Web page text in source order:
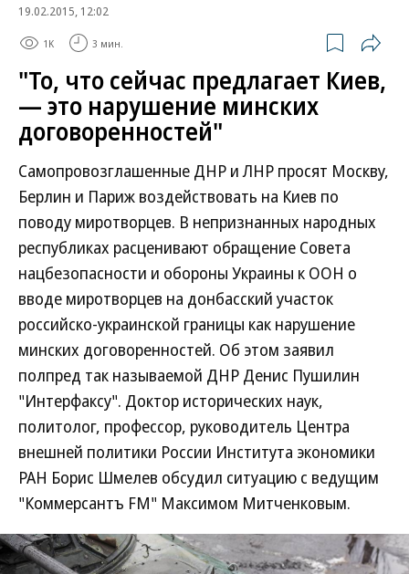
19.02.2015, 12:02
1K 3 мин.
"То, что сейчас предлагает Киев,
— это нарушение минских
договоренностей"
Самопровозглашенные ДНР и ЛНР просят Москву,
Берлин и Париж воздействовать на Киев по
поводу миротворцев. В непризнанных народных
республиках расценивают обращение Совета
нацбезопасности и обороны Украины к ООН о
вводе миротворцев на донбасский участок
российско-украинской границы как нарушение
минских договоренностей. Об этом заявил
полпред так называемой ДНР Денис Пушилин
"Интерфаксу". Доктор исторических наук,
политолог, профессор, руководитель Центра
внешней политики России Института экономики
РАН Борис Шмелев обсудил ситуацию с ведущим
"Коммерсантъ FM" Максимом Митченковым.